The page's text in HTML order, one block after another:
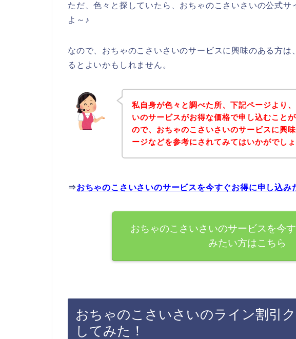
ただ、色々と探していたら、おちゃのこさいさいの公式サ
よ～♪
なので、おちゃのこさいさいのサービスに興味のある方
るとよいかもしれません。
私自身が色々と調べた所、下記ページより
いのサービスがお得な価格で申し込むこと
ので、おちゃのこさいさいのサービスに興
ージなどを参考にされてみてはいかがでし
⇒おちゃのこさいさいのサービスを今すぐお得に申し込み
おちゃのこさいさいのサービスを今
みたい方はこちら
おちゃのこさいさいのライン割引
してみた！